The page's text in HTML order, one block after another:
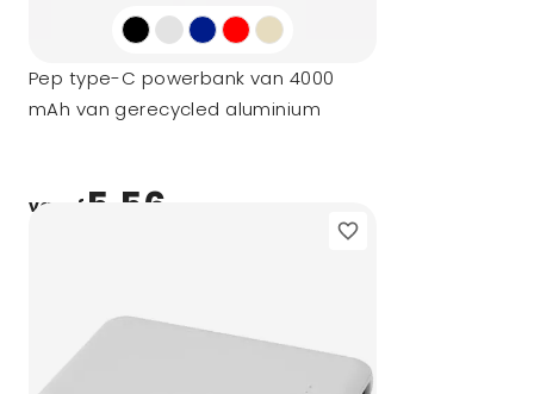
Pep type-C powerbank van 4000
mAh van gerecycled aluminium
vanaf 5,56